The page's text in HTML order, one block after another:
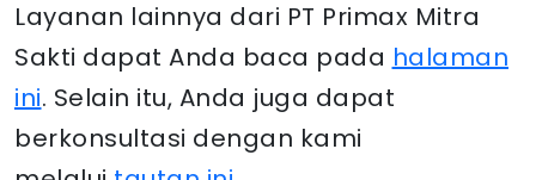
Layanan lainnya dari PT Primax Mitra
Sakti dapat Anda baca pada halaman
ini. Selain itu, Anda juga dapat
berkonsultasi dengan kami